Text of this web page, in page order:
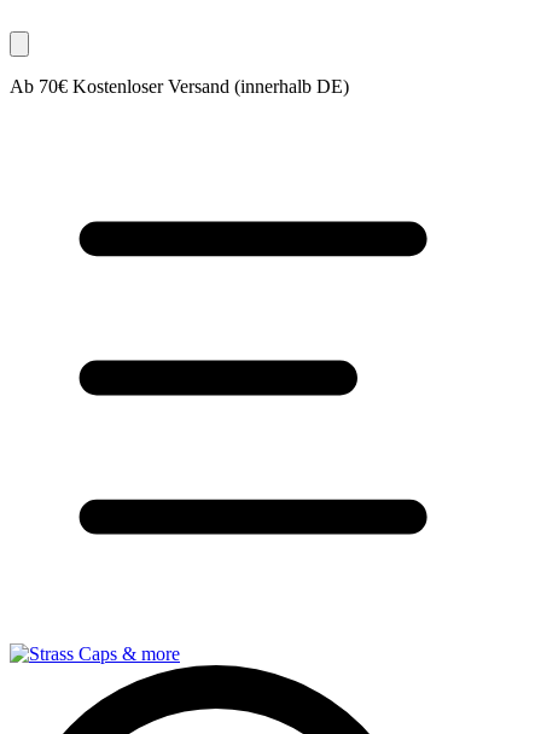
Ab 70€ Kostenloser Versand (innerhalb DE)